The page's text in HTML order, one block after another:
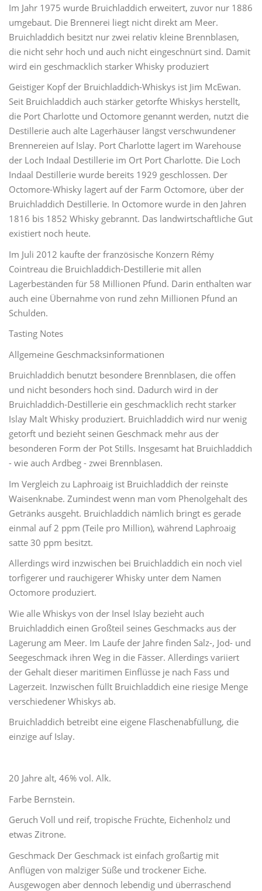
Im Jahr 1975 wurde Bruichladdich erweitert, zuvor nur 1886
umgebaut. Die Brennerei liegt nicht direkt am Meer.
Bruichladdich besitzt nur zwei relativ kleine Brennblasen,
die nicht sehr hoch und auch nicht eingeschnürt sind. Damit
wird ein geschmacklich starker Whisky produziert
Geistiger Kopf der Bruichladdich-Whiskys ist Jim McEwan.
Seit Bruichladdich auch stärker getorfte Whiskys herstellt,
die Port Charlotte und Octomore genannt werden, nutzt die
Destillerie auch alte Lagerhäuser längst verschwundener
Brennereien auf Islay. Port Charlotte lagert im Warehouse
der Loch Indaal Destillerie im Ort Port Charlotte. Die Loch
Indaal Destillerie wurde bereits 1929 geschlossen. Der
Octomore-Whisky lagert auf der Farm Octomore, über der
Bruichladdich Destillerie. In Octomore wurde in den Jahren
1816 bis 1852 Whisky gebrannt. Das landwirtschaftliche Gut
existiert noch heute.
Im Juli 2012 kaufte der französische Konzern Rémy
Cointreau die Bruichladdich-Destillerie mit allen
Lagerbeständen für 58 Millionen Pfund. Darin enthalten war
auch eine Übernahme von rund zehn Millionen Pfund an
Schulden.
Tasting Notes
Allgemeine Geschmacksinformationen
Bruichladdich benutzt besondere Brennblasen, die offen
und nicht besonders hoch sind. Dadurch wird in der
Bruichladdich-Destillerie ein geschmacklich recht starker
Islay Malt Whisky produziert. Bruichladdich wird nur wenig
getorft und bezieht seinen Geschmack mehr aus der
besonderen Form der Pot Stills. Insgesamt hat Bruichladdich
- wie auch Ardbeg - zwei Brennblasen.
Im Vergleich zu Laphroaig ist Bruichladdich der reinste
Waisenknabe. Zumindest wenn man vom Phenolgehalt des
Getränks ausgeht. Bruichladdich nämlich bringt es gerade
einmal auf 2 ppm (Teile pro Million), während Laphroaig
satte 30 ppm besitzt.
Allerdings wird inzwischen bei Bruichladdich ein noch viel
torfigerer und rauchigerer Whisky unter dem Namen
Octomore produziert.
Wie alle Whiskys von der Insel Islay bezieht auch
Bruichladdich einen Großteil seines Geschmacks aus der
Lagerung am Meer. Im Laufe der Jahre finden Salz-, Jod- und
Seegeschmack ihren Weg in die Fässer. Allerdings variiert
der Gehalt dieser maritimen Einflüsse je nach Fass und
Lagerzeit. Inzwischen füllt Bruichladdich eine riesige Menge
verschiedener Whiskys ab.
Bruichladdich betreibt eine eigene Flaschenabfüllung, die
einzige auf Islay.
20 Jahre alt, 46% vol. Alk.
Farbe Bernstein.
Geruch Voll und reif, tropische Früchte, Eichenholz und
etwas Zitrone.
Geschmack Der Geschmack ist einfach großartig mit
Anflügen von malziger Süße und trockener Eiche.
Ausgewogen aber dennoch lebendig und überraschend